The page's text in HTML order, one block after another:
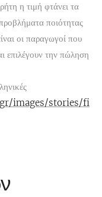
η τιμή φτάνει τα
ποιότητας
οι παραγωγοί που
επιλέγουν την πώληση
images/stories/fi